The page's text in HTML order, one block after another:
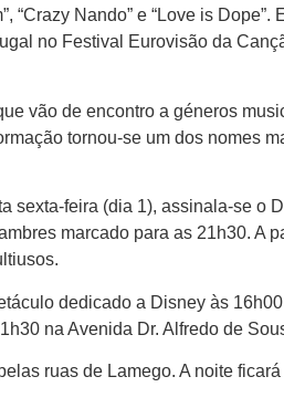
“Crazy Nando” e “Love is Dope”.
no Festival Eurovisão da
vão de encontro a géneros
tornou-se um dos nomes
sexta-feira (dia 1), assinala-se o
marcado para as 21h30. A
dedicado a Disney às
na Avenida Dr. Alfredo de
ruas de Lamego. A noite ficará